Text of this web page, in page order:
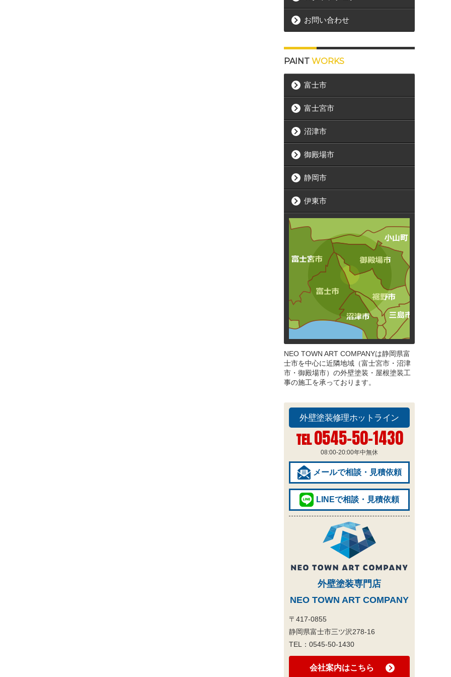
お問い合わせ
PAINT WORKS
富士市
富士宮市
沼津市
御殿場市
静岡市
伊東市
NEO TOWN ART COMPANYは静岡県富
士市を中心に近隣地域（富士宮市・沼津
市・御殿場市）の外壁塗装・屋根塗装工
事の施工を承っております。
外壁塗装修理ホットライン
TEL0545-50-1430
08:00-20:00年中無休
メールで相談・見積依頼
LINEで相談・見積依頼
外壁塗装専門店
NEO TOWN ART COMPANY
〒417-0855
静岡県富士市三ツ沢278-16
TEL： 0545-50-1430
会社案内はこちら